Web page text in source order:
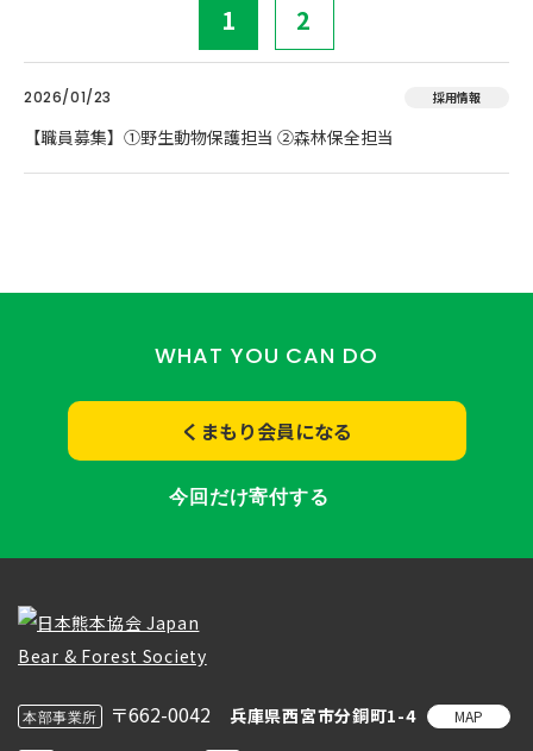
1 2
2026/01/23 採用情報
【職員募集】①野生動物保護担当 ②森林保全担当
WHAT YOU CAN DO
くまもり会員になる
今回だけ寄付する
本部事業所 〒662-0042 兵庫県西宮市分銅町1-4 MAP